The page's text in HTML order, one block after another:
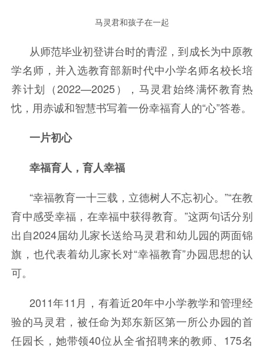
马灵君和孩子在一起
从师范毕业初登讲台时的青涩，到成长为中原教
学名师，并入选教育部新时代中小学名师名校长培
养计划（2022—2025），马灵君始终满怀教育热
忱，用赤诚和智慧书写着一份幸福育人的“心”答卷。
一片初心
幸福育人，育人幸福
“幸福教育一十三载，立德树人不忘初心。”“在教
育中感受幸福，在幸福中获得教育。”这两句话分别
出自2024届幼儿家长送给马灵君和幼儿园的两面锦
旗，也代表着幼儿家长对“幸福教育”办园思想的认
可。
2011年11月，有着近20年中小学教学和管理经
验的马灵君，被任命为郑东新区第一所公办园的首
任园长，她带领40位从全省招聘来的教师、175名